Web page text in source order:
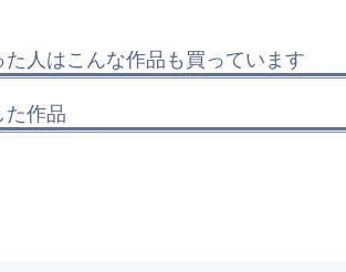
人はこんな作品も買っています
作品